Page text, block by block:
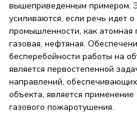
вышеприведенным примером.
усиливаются, если речь идет о
промышленности, как
газовая, нефтяная.
бесперебойности работы на
является первостепенной
направлений,
объекта, является
газового пожаротушения.